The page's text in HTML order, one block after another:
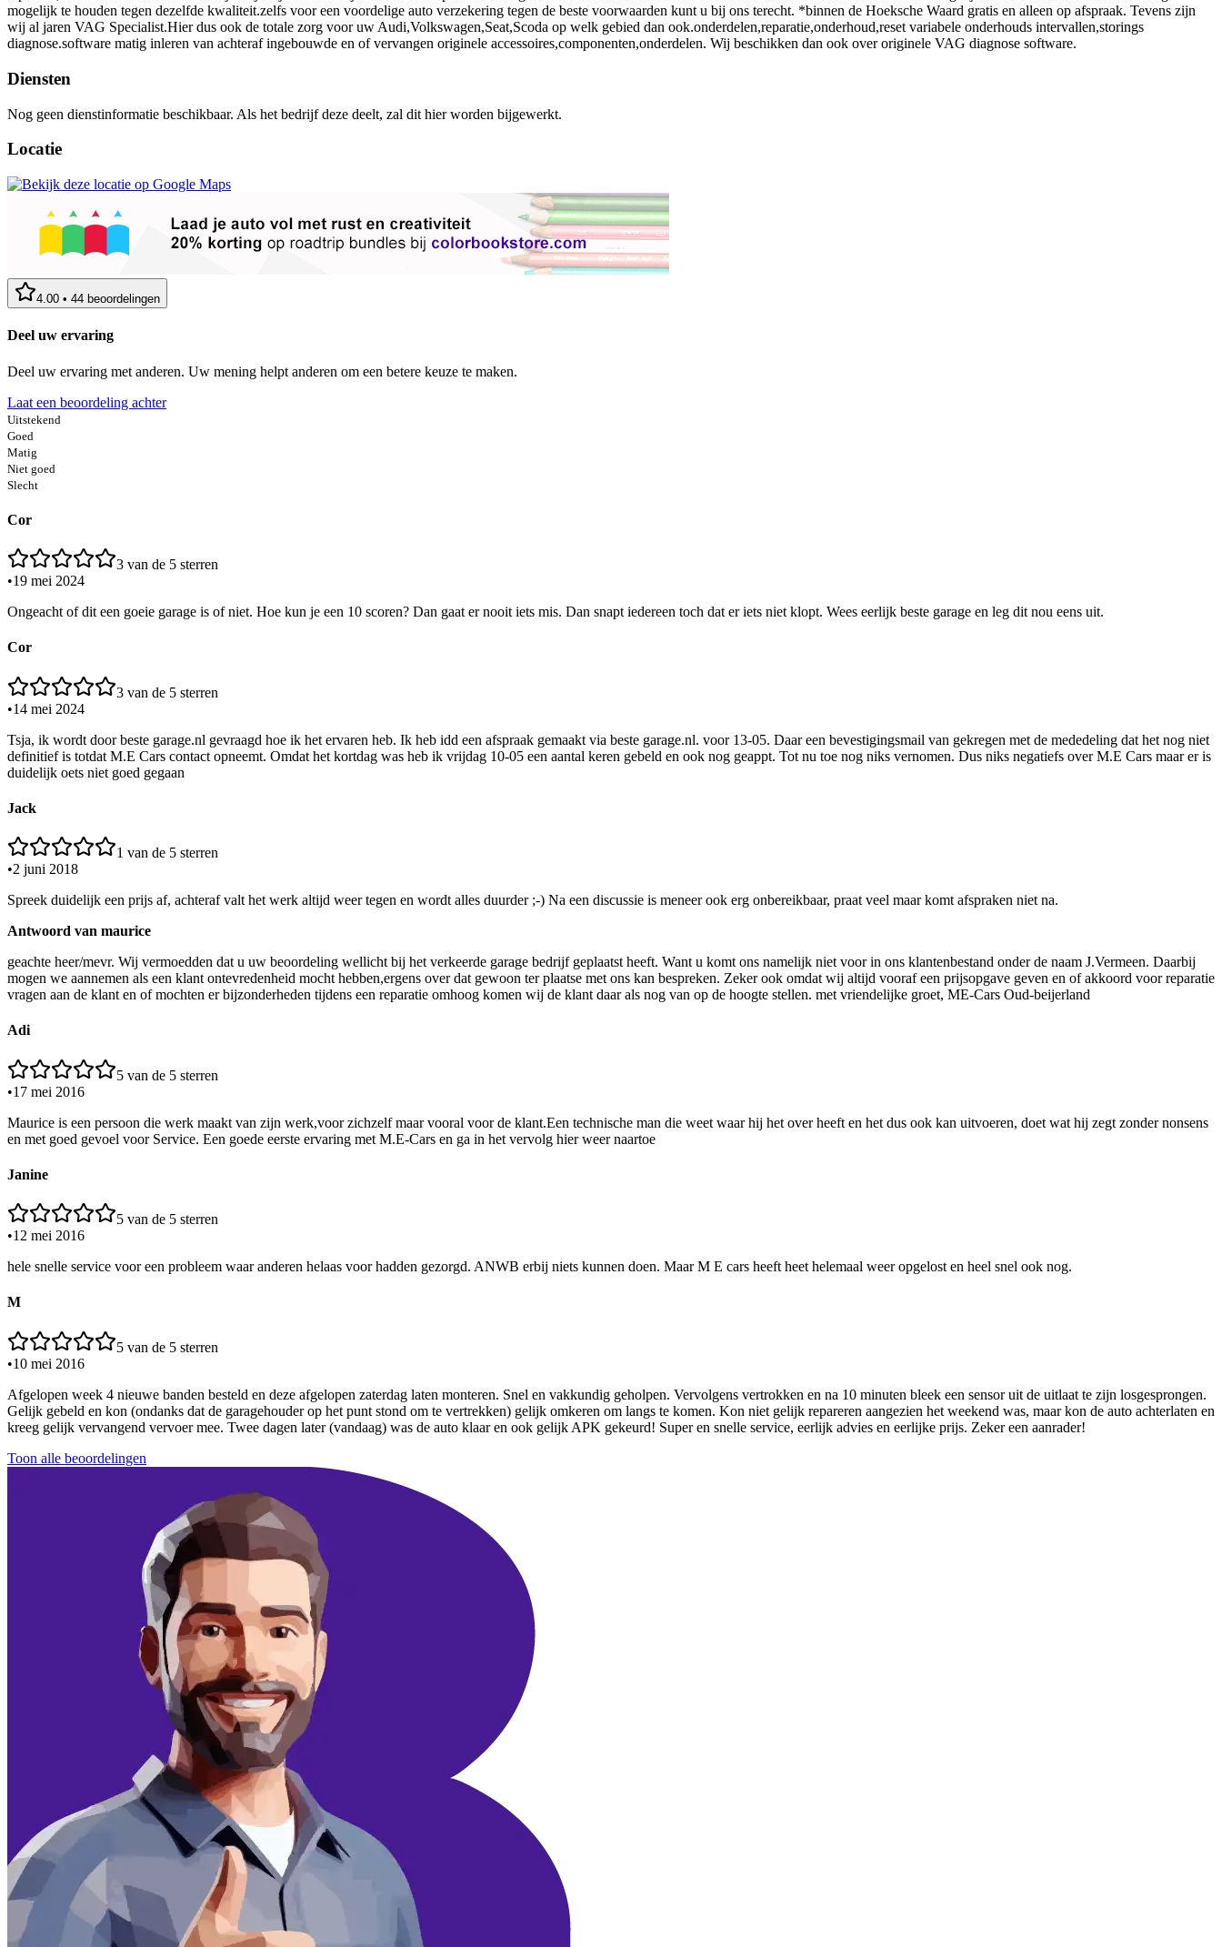
mogelijk te houden tegen dezelfde kwaliteit.zelfs voor een voordelige auto verzekering tegen de beste voorwaarden kunt u bij ons terecht. *binnen de Hoeksche Waard gratis en alleen op afspraak. Tevens zijn
wij al jaren VAG Specialist.Hier dus ook de totale zorg voor uw Audi,Volkswagen,Seat,Scoda op welk gebied dan ook.onderdelen,reparatie,onderhoud,reset variabele onderhouds intervallen,storings
diagnose.software matig inleren van achteraf ingebouwde en of vervangen originele accessoires,componenten,onderdelen. Wij beschikken dan ook over originele VAG diagnose software.
Diensten
Nog geen dienstinformatie beschikbaar. Als het bedrijf deze deelt, zal dit hier worden bijgewerkt.
Locatie
4.00 • 44 beoordelingen
Deel uw ervaring
Deel uw ervaring met anderen. Uw mening helpt anderen om een betere keuze te maken.
Laat een beoordeling achter
Uitstekend
Goed
Matig
Niet goed
Slecht
Cor
3 van de 5 sterren
•19 mei 2024
Ongeacht of dit een goeie garage is of niet. Hoe kun je een 10 scoren? Dan gaat er nooit iets mis. Dan snapt iedereen toch dat er iets niet klopt. Wees eerlijk beste garage en leg dit nou eens uit.
Cor
3 van de 5 sterren
•14 mei 2024
Tsja, ik wordt door beste garage.nl gevraagd hoe ik het ervaren heb. Ik heb idd een afspraak gemaakt via beste garage.nl. voor 13-05. Daar een bevestigingsmail van gekregen met de mededeling dat het nog niet
definitief is totdat M.E Cars contact opneemt. Omdat het kortdag was heb ik vrijdag 10-05 een aantal keren gebeld en ook nog geappt. Tot nu toe nog niks vernomen. Dus niks negatiefs over M.E Cars maar er is
duidelijk oets niet goed gegaan
Jack
1 van de 5 sterren
•2 juni 2018
Spreek duidelijk een prijs af, achteraf valt het werk altijd weer tegen en wordt alles duurder ;-) Na een discussie is meneer ook erg onbereikbaar, praat veel maar komt afspraken niet na.
Antwoord van maurice
geachte heer/mevr. Wij vermoedden dat u uw beoordeling wellicht bij het verkeerde garage bedrijf geplaatst heeft. Want u komt ons namelijk niet voor in ons klantenbestand onder de naam J.Vermeen. Daarbij
mogen we aannemen als een klant ontevredenheid mocht hebben,ergens over dat gewoon ter plaatse met ons kan bespreken. Zeker ook omdat wij altijd vooraf een prijsopgave geven en of akkoord voor reparatie
vragen aan de klant en of mochten er bijzonderheden tijdens een reparatie omhoog komen wij de klant daar als nog van op de hoogte stellen. met vriendelijke groet, ME-Cars Oud-beijerland
Adi
5 van de 5 sterren
•17 mei 2016
Maurice is een persoon die werk maakt van zijn werk,voor zichzelf maar vooral voor de klant.Een technische man die weet waar hij het over heeft en het dus ook kan uitvoeren, doet wat hij zegt zonder nonsens
en met goed gevoel voor Service. Een goede eerste ervaring met M.E-Cars en ga in het vervolg hier weer naartoe
Janine
5 van de 5 sterren
•12 mei 2016
hele snelle service voor een probleem waar anderen helaas voor hadden gezorgd. ANWB erbij niets kunnen doen. Maar M E cars heeft heet helemaal weer opgelost en heel snel ook nog.
M
5 van de 5 sterren
•10 mei 2016
Afgelopen week 4 nieuwe banden besteld en deze afgelopen zaterdag laten monteren. Snel en vakkundig geholpen. Vervolgens vertrokken en na 10 minuten bleek een sensor uit de uitlaat te zijn losgesprongen.
Gelijk gebeld en kon (ondanks dat de garagehouder op het punt stond om te vertrekken) gelijk omkeren om langs te komen. Kon niet gelijk repareren aangezien het weekend was, maar kon de auto achterlaten en
kreeg gelijk vervangend vervoer mee. Twee dagen later (vandaag) was de auto klaar en ook gelijk APK gekeurd! Super en snelle service, eerlijk advies en eerlijke prijs. Zeker een aanrader!
Toon alle beoordelingen